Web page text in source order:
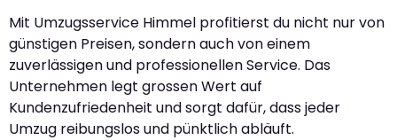
Mit Umzugsservice Himmel profitierst du nicht nur von
günstigen Preisen, sondern auch von einem
zuverlässigen und professionellen Service. Das
Unternehmen legt grossen Wert auf
Kundenzufriedenheit und sorgt dafür, dass jeder
Umzug reibungslos und pünktlich abläuft.